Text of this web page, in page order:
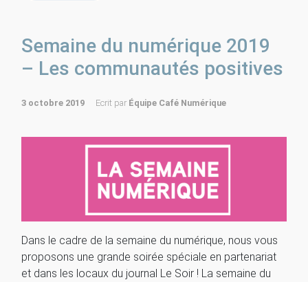
Semaine du numérique 2019
– Les communautés positives
3 octobre 2019 Ecrit par Équipe Café Numérique
Dans le cadre de la semaine du numérique, nous vous
proposons une grande soirée spéciale en partenariat
et dans les locaux du journal Le Soir ! La semaine du